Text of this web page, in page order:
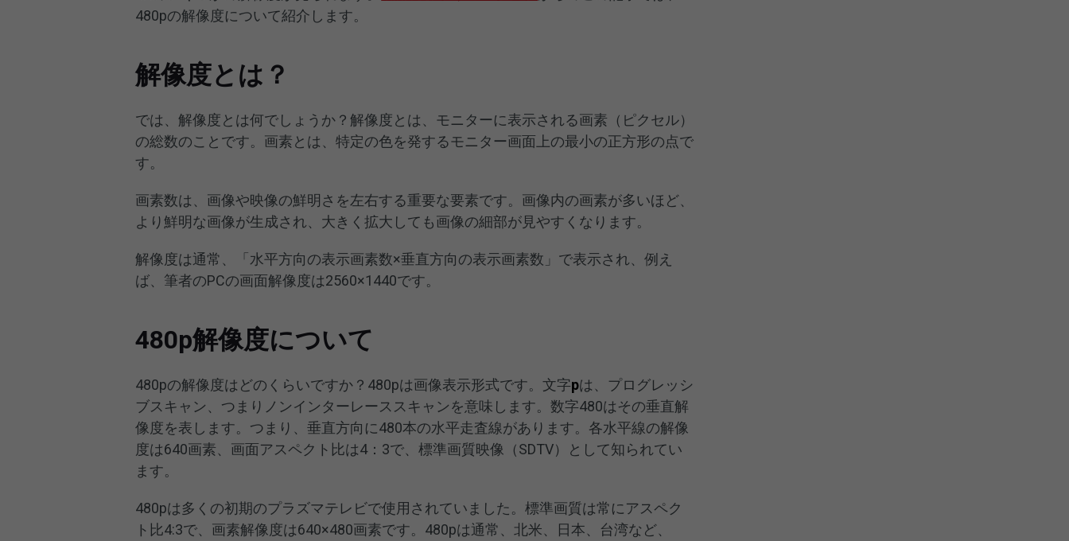
480pの解像度について紹介します。
解像度とは？
では、解像度とは何でしょうか？解像度とは、モニターに表示される画素（ピクセル）
の総数のことです。画素とは、特定の色を発するモニター画面上の最小の正方形の点で
す。
画素数は、画像や映像の鮮明さを左右する重要な要素です。画像内の画素が多いほど、
より鮮明な画像が生成され、大きく拡大しても画像の細部が見やすくなります。
解像度は通常、「水平方向の表示画素数×垂直方向の表示画素数」で表示され、例え
ば、筆者のPCの画面解像度は2560×1440です。
480p解像度について
480pの解像度はどのくらいですか？480pは画像表示形式です。文字pは、プログレッシ
ブスキャン、つまりノンインターレーススキャンを意味します。数字480はその垂直解
像度を表します。つまり、垂直方向に480本の水平走査線があります。各水平線の解像
度は640画素、画面アスペクト比は4：3で、標準画質映像（SDTV）として知られてい
ます。
480pは多くの初期のプラズマテレビで使用されていました。標準画質は常にアスペク
ト比4:3で、画素解像度は640×480画素です。480pは通常、北米、日本、台湾など、